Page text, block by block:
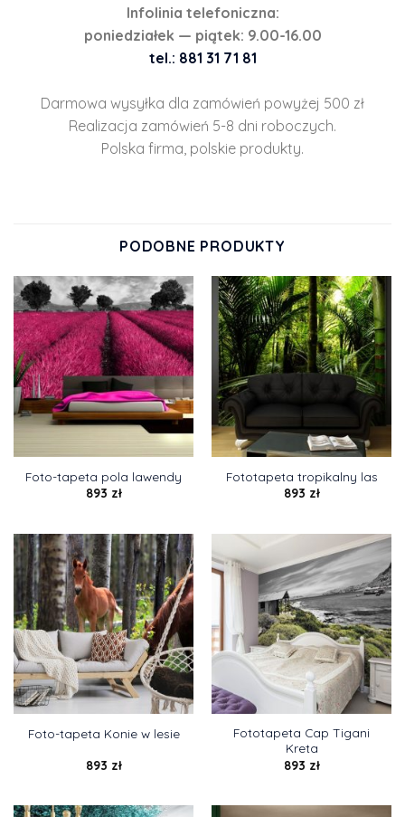
Infolinia telefoniczna:
poniedziałek — piątek: 9.00-16.00
tel.: 881 31 71 81
Darmowa wysyłka dla zamówień powyżej 500 zł
Realizacja zamówień 5-8 dni roboczych.
Polska firma, polskie produkty.
PODOBNE PRODUKTY
Foto-tapeta pola lawendy
893 zł
Fototapeta tropikalny las
893 zł
Foto-tapeta Konie w lesie
893 zł
Fototapeta Cap Tigani
Kreta
893 zł